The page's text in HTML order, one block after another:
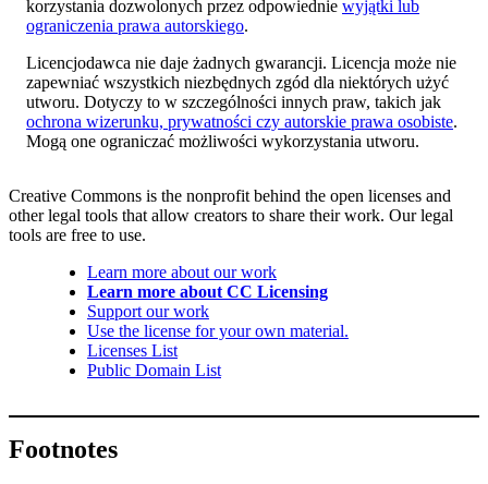
korzystania dozwolonych przez odpowiednie wyjątki lub
ograniczenia prawa autorskiego.
Licencjodawca nie daje żadnych gwarancji. Licencja może nie
zapewniać wszystkich niezbędnych zgód dla niektórych użyć
utworu. Dotyczy to w szczególności innych praw, takich jak
ochrona wizerunku, prywatności czy autorskie prawa osobiste.
Mogą one ograniczać możliwości wykorzystania utworu.
Creative Commons is the nonprofit behind the open licenses and
other legal tools that allow creators to share their work. Our legal
tools are free to use.
Learn more about our work
Learn more about CC Licensing
Support our work
Use the license for your own material.
Licenses List
Public Domain List
Footnotes